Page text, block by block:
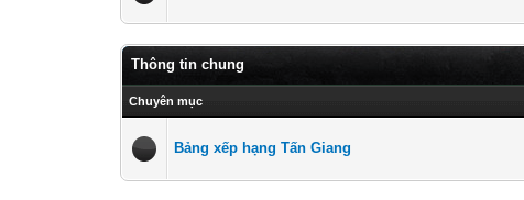
Thông tin chung
Chuyên mục
Bảng xếp hạng Tấn Giang